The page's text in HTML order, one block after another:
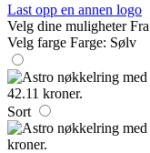
Last opp en annen logo
Velg dine muligheter Fra
Velg farge Farge: Sølv
Sort